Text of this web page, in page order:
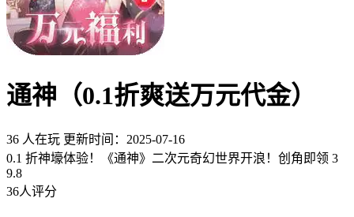
通神（0.1折爽送万元代金）
36 人在玩 更新时间：2025-07-16
0.1 折神壕体验！《通神》二次元奇幻世界开浪！创角即领 3
9.8
36人评分